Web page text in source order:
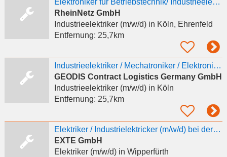
RheinNetz GmbH
Industrieelektriker (m/w/d)in Köln, Ehrenfeld
Entfernung: 25,7km
Industrieelektriker / Mechatroniker / Elektroniker als Instandhalter (m/w/d)
GEODIS Contract Logistics Germany GmbH
Industrieelektriker (m/w/d)in Köln
Entfernung: 25,7km
Elektriker / Industrielektricker (m/w/d) bei der EXTE GmbH
EXTE GmbH
Elektriker (m/w/d)in Wipperfürth